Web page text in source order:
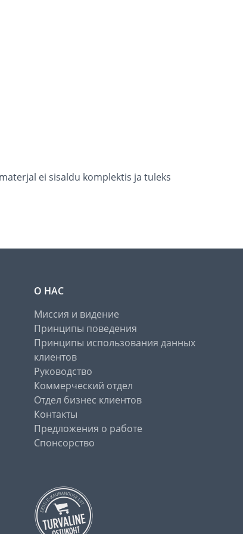
ei sisaldu komplektis ja tuleks
О НАС
Миссия и видение
Принципы поведения
Принципы использования данных
клиентов
Руководство
Коммерческий отдел
Отдел бизнес клиентов
Контакты
Предложения о работе
Спонсорство